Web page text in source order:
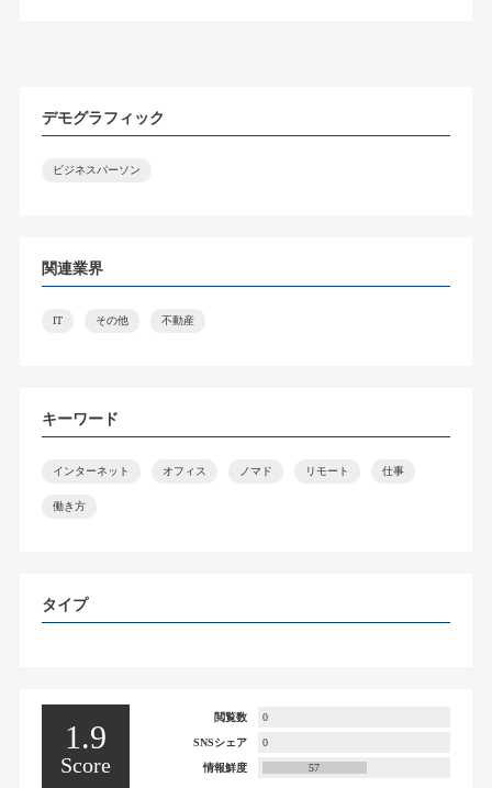
デモグラフィック
ビジネスパーソン
関連業界
IT その他 不動産
キーワード
インターネット オフィス ノマド リモート 仕事
働き方
タイプ
1.9
Score
閲覧数 0
SNSシェア 0
情報鮮度 57